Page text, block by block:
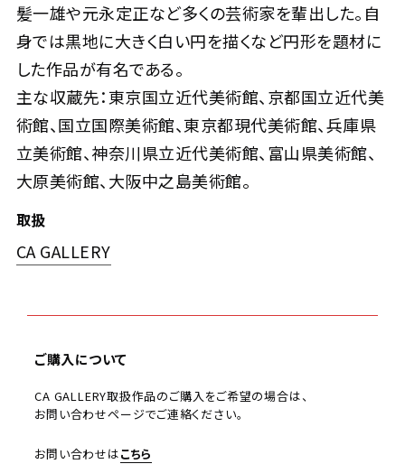
髪一雄や元永定正など多くの芸術家を輩出した。自
身では黒地に大きく白い円を描くなど円形を題材に
した作品が有名である。
主な収蔵先：東京国立近代美術館、京都国立近代美
術館、国立国際美術館、東京都現代美術館、兵庫県
立美術館、神奈川県立近代美術館、富山県美術館、
大原美術館、大阪中之島美術館。
取扱
CA GALLERY
ご購入について
CA GALLERY取扱作品のご購入をご希望の場合は、
お問い合わせページでご連絡ください。
お問い合わせはこちら